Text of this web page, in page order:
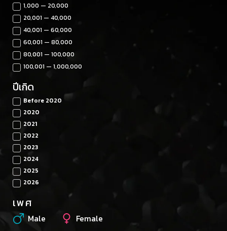
1,000 — 20,000
20,001 — 40,000
40,001 — 60,000
60,001 — 80,000
80,001 — 100,000
100,001 — 1,000,000
ปีเกิด
Before 2020
2020
2021
2022
2023
2024
2025
2026
เพศ
Male Female